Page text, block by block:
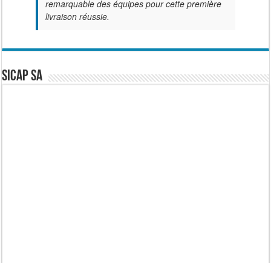
remarquable des équipes pour cette première
livraison réussie.
SICAP SA